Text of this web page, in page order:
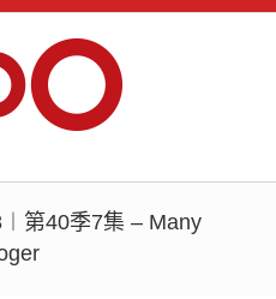
第40季7集 – Many